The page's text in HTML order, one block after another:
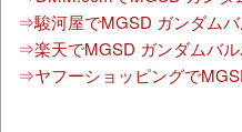
⇒駿河屋でMGSD ガンダム
⇒楽天でMGSD ガンダムバ
⇒ヤフーショッピングで